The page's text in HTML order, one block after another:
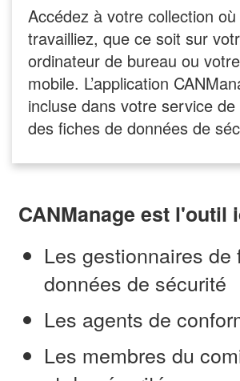
Accédez à votre collection
travailliez, que ce soit sur
ordinateur de bureau ou
mobile. L’application
incluse dans votre service de
des fiches de données de
CANManage est l'outil
Les gestionnaires de
données de sécurité
Les agents de
Les membres du